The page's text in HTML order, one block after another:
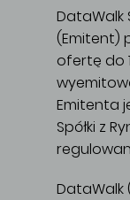
DataWalk
(Emitent)
ofertę do
Emitenta
Spółki z
DataWalk